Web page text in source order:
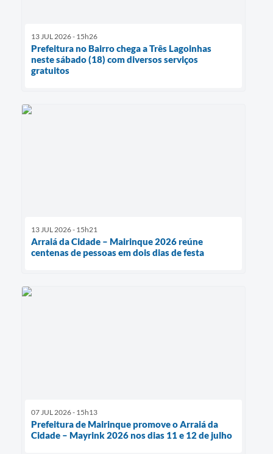
13 JUL 2026 - 15h26
Prefeitura no Bairro chega a Três Lagoinhas
neste sábado (18) com diversos serviços
gratuitos
13 JUL 2026 - 15h21
Arraiá da Cidade – Mairinque 2026 reúne
centenas de pessoas em dois dias de festa
07 JUL 2026 - 15h13
Prefeitura de Mairinque promove o Arraiá da
Cidade – Mayrink 2026 nos dias 11 e 12 de julho